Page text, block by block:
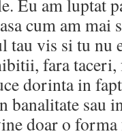
Eu am luptat
cum am mai
tau vis si tu
fara
dorinta in
banalitate sau
doar o